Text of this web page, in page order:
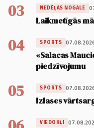
03 NEDĒĻAS NOGALE
Laikmetīgās
04 SPORTS
«Salacas
piedzīvojumu
05 SPORTS
Izlases
VIEDOKĻI